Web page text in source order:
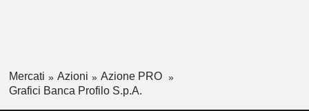
Mercati Azioni
Azione PRO
Grafici Banca Profilo S.p.A.